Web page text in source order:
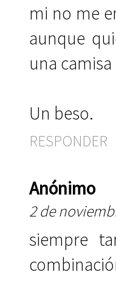
mi no me
aunque
una
Un beso.
RESPONDER
Anónimo
2 de
siempre